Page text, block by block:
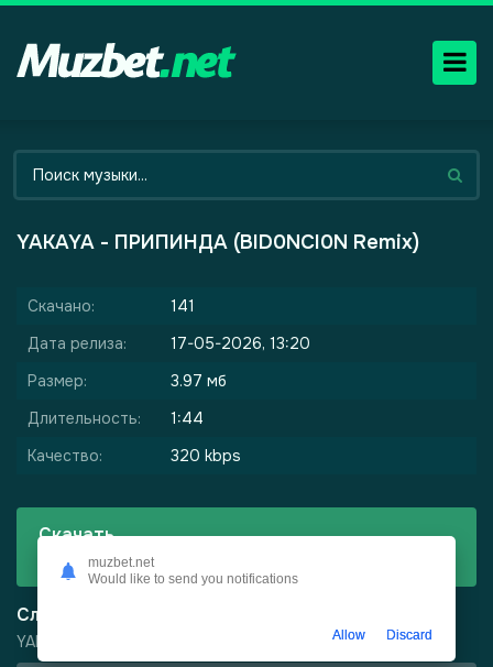
YAKAYA - ПРИПИНДА (BID0NCI0N Remix)
Скачано:
141
Дата релиза:
17-05-2026, 13:20
Размер:
3.97 мб
Длительность:
1:44
Качество:
320 kbps
Скачать
YAKAYA - ПРИПИНДА (BID0NCI0N Remix)
Слушать
YAKAYA - ПРИПИНДА (BID0NCI0N Remix)
muzbet.net
Would like to send you notifications
Allow Discard